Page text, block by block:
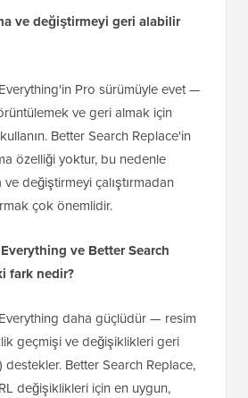
ve değiştirmeyi geri alabilir
Pro sürümüyle evet —
ve geri almak için
Better Search Replace'in
özelliği yoktur, bu nedenle
değiştirmeyi çalıştırmadan
çok önemlidir.
ve Better Search
fark nedir?
daha güçlüdür — resim
geçmişi ve değişiklikleri geri
destekler. Better Search Replace,
değişiklikleri için en uygun,